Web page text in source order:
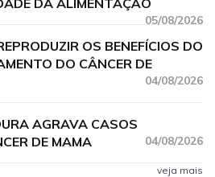
DA ALIMENTAÇÃO
05/08/2026
OS BENEFÍCIOS DO
DO CÂNCER DE
04/08/2026
AGRAVA CASOS
DE MAMA
04/08/2026
veja mais